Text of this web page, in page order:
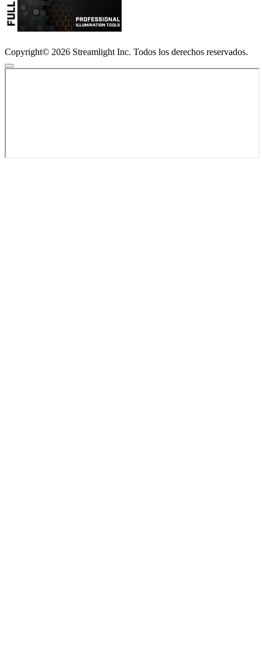
Copyright© 2026 Streamlight Inc. Todos los derechos reservados.